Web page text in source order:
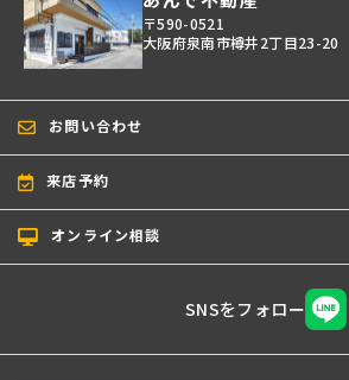
〒590-0521
大阪府泉南市樽井2丁目23-20
お問い合わせ
来店予約
オンライン相談
SNSをフォロー